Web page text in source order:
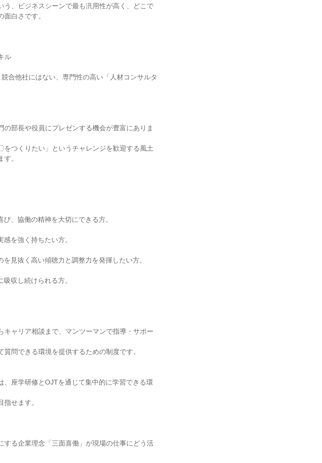
、ビジネスシーンで最も汎用性が高く、どこで
白さです。
ル
合他社にはない、専門性の高い「人材コンサルタ
部長や役員にプレゼンする機会が豊富にありま
つくりたい」というチャレンジを歓迎する風土
。
、協働の精神を大切にできる方。
を強く持ちたい方。
見抜く高い傾聴力と調整力を発揮したい方。
収し続けられる方。
ャリア相談まで、マンツーマンで指導・サポー
問できる環境を提供するための制度です。
、座学研修とOJTを通じて集中的に学習できる環
せます。
る企業理念「三面喜働」が現場の仕事にどう活